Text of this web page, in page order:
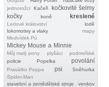
jednorožci
Kačeři
kočkovité šelmy
kočky
koně kreslené
Ledové království
lodě
lokomotivy a vlaky
mapy
Medvídek Pú
Mickey Mouse a Minnie
Můj malý pony plyšáci
podmořské
policie
Popelka povolání
Prasátko Peppa psi
Sněhurka
Spider‐Man
stavební a zemědělské stroje
venkov